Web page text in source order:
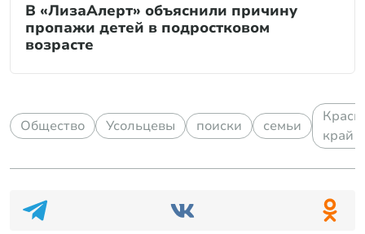
В «ЛизаАлерт» объяснили причину
пропажи детей в подростковом
возрасте
Общество Усольцевы поиски семьи
край